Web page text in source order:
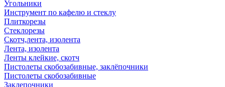
Угольники
Инструмент по кафелю и стеклу
Плиткорезы
Стеклорезы
Скотч,лента, изолента
Лента, изолента
Ленты клейкие, скотч
Пистолеты скобозабивные, заклёпочники
Пистолеты скобозабивные
Заклепочники